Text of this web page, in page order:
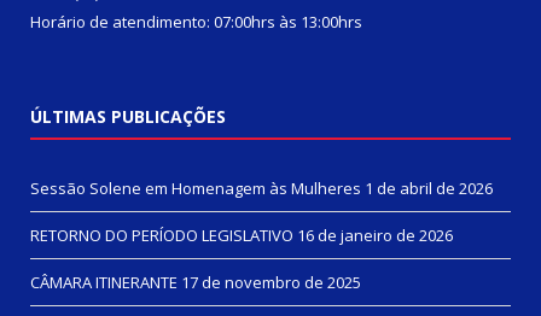
Horário de atendimento: 07:00hrs às 13:00hrs
ÚLTIMAS PUBLICAÇÕES
Sessão Solene em Homenagem às Mulheres 1 de abril de 2026
RETORNO DO PERÍODO LEGISLATIVO 16 de janeiro de 2026
CÂMARA ITINERANTE 17 de novembro de 2025